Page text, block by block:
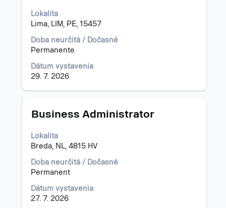
Lokalita
Lima, LIM, PE, 15457
Doba neurčitá / Dočasné
Permanente
Dátum vystavenia
29. 7. 2026
celého
obsahu
informácií
o
pozícii.
Názov
Business Administrator
Lokalita
Breda, NL, 4815 HV
Doba neurčitá / Dočasné
Permanent
Dátum vystavenia
27. 7. 2026
Stlačte
na
zobrazenie
celého
obsahu
informácií
pracovnej
pozícii.